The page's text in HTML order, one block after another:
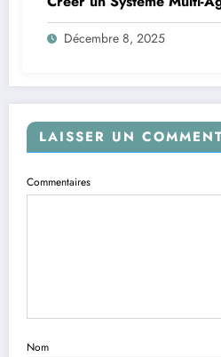
avec TinyLlama
Décembre 8, 2025
LAISSER UN
Commentaires
Nom